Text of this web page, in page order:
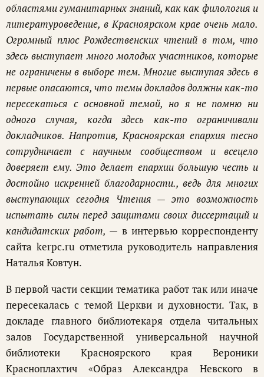
областями гуманитарных знаний, как как филология и
литературоведение, в Красноярском крае очень мало.
Огромный плюс Рождественских чтений в том, что
здесь выступает много молодых участников, которые
не ограничены в выборе тем. Многие выступая здесь в
первые опасаются, что темы докладов должны как-то
пересекаться с основной темой, но я не помню ни
одного случая, когда здесь как-то ограничивали
докладчиков. Напротив, Красноярская епархия тесно
сотрудничает с научным сообществом и всецело
доверяет ему. Это делает епархии большую честь и
достойно искренней благодарности., ведь для многих
выступающих сегодня Чтения — это возможность
испытать силы перед защитами своих диссертаций и
кандидатских работ, — в интервью корреспонденту
сайта kerpc.ru отметила руководитель направления
Наталья Ковтун.
В первой части секции тематика работ так или иначе
пересекалась с темой Церкви и духовности. Так, в
докладе главного библиотекаря отдела читальных
залов Государственной универсальной научной
библиотеки Красноярского края Вероники
Красноплахтич «Образ Александра Невского в